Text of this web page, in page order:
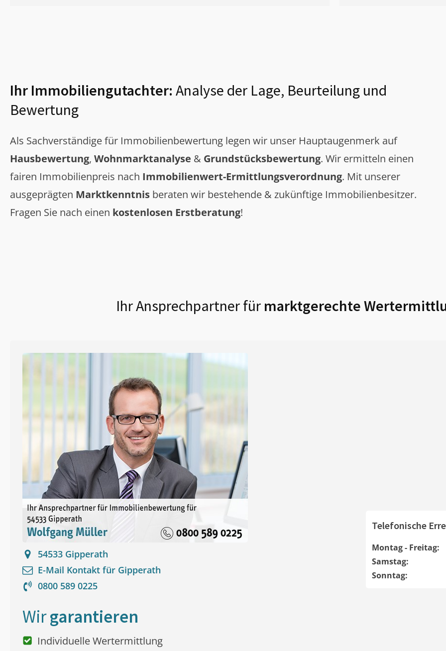
Ihr Immobiliengutachter: Analyse der Lage, Beurteilung und
Bewertung
Als Sachverständige für Immobilienbewertung legen wir unser Hauptaugenmerk auf
Hausbewertung, Wohnmarktanalyse & Grundstücksbewertung. Wir ermitteln einen
fairen Immobilienpreis nach Immobilienwert-Ermittlungsverordnung. Mit unserer
ausgeprägten Marktkenntnis beraten wir bestehende & zukünftige Immobilienbesitzer.
Fragen Sie nach einen kostenlosen Erstberatung!
Ihr Ansprechpartner fürmarktgerechte
54533 Gipperath
E-Mail Kontakt für Gipperath
0800 589 0225
Telefonische
Montag - Freitag:
Samstag:
Sonntag:
Wirgarantieren
Individuelle Wertermittlung